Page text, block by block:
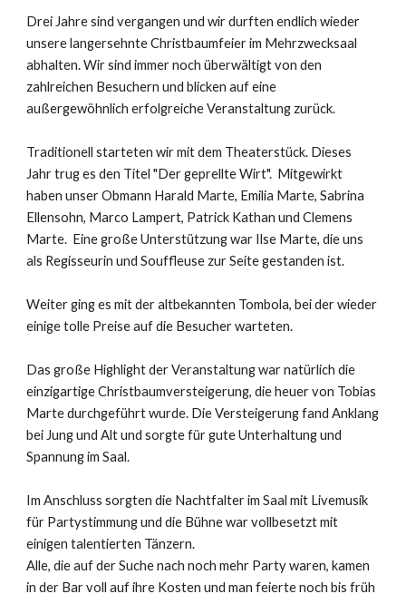
Drei Jahre sind vergangen und wir durften endlich wieder
unsere langersehnte Christbaumfeier im Mehrzwecksaal
abhalten. Wir sind immer noch überwältigt von den
zahlreichen Besuchern und blicken auf eine
außergewöhnlich erfolgreiche Veranstaltung zurück.
Traditionell starteten wir mit dem Theaterstück. Dieses
Jahr trug es den Titel "Der geprellte Wirt". Mitgewirkt
haben unser Obmann Harald Marte, Emilia Marte, Sabrina
Ellensohn, Marco Lampert, Patrick Kathan und Clemens
Marte. Eine große Unterstützung war Ilse Marte, die uns
als Regisseurin und Souffleuse zur Seite gestanden ist.
Weiter ging es mit der altbekannten Tombola, bei der wieder
einige tolle Preise auf die Besucher warteten.
Das große Highlight der Veranstaltung war natürlich die
einzigartige Christbaumversteigerung, die heuer von Tobias
Marte durchgeführt wurde. Die Versteigerung fand Anklang
bei Jung und Alt und sorgte für gute Unterhaltung und
Spannung im Saal.
Im Anschluss sorgten die Nachtfalter im Saal mit Livemusik
für Partystimmung und die Bühne war vollbesetzt mit
einigen talentierten Tänzern.
Alle, die auf der Suche nach noch mehr Party waren, kamen
in der Bar voll auf ihre Kosten und man feierte noch bis früh